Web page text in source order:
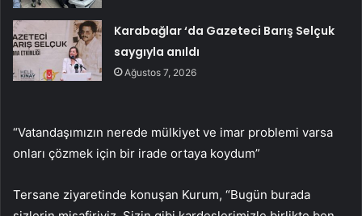
Karabağlar ‘da Gazeteci Barış Selçuk
saygıyla anıldı
Ağustos 7, 2026
“Vatandaşımızın nerede mülkiyet ve imar problemi varsa
onları çözmek için bir irade ortaya koydum”
Tersane ziyaretinde konuşan Kurum, “Bugün burada